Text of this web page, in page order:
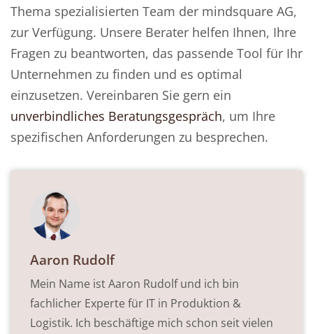
Thema spezialisierten Team der mindsquare AG,
zur Verfügung. Unsere Berater helfen Ihnen, Ihre
Fragen zu beantworten, das passende Tool für Ihr
Unternehmen zu finden und es optimal
einzusetzen. Vereinbaren Sie gern ein
unverbindliches Beratungsgespräch, um Ihre
spezifischen Anforderungen zu besprechen.
Aaron Rudolf
Mein Name ist Aaron Rudolf und ich bin
fachlicher Experte für IT in Produktion &
Logistik. Ich beschäftige mich schon seit vielen